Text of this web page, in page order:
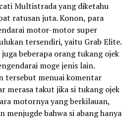
Multistrada yang diketahu
ratusan juta. Konon, para
motor-motor super
tersendiri, yaitu Grab Elite.
beberapa orang tukang ojek
moge jenis lain.
tersebut menuai komentar
merasa takut jika si tukang ojek
motornya yang berkilauan,
menjugde bahwa si abang hanya